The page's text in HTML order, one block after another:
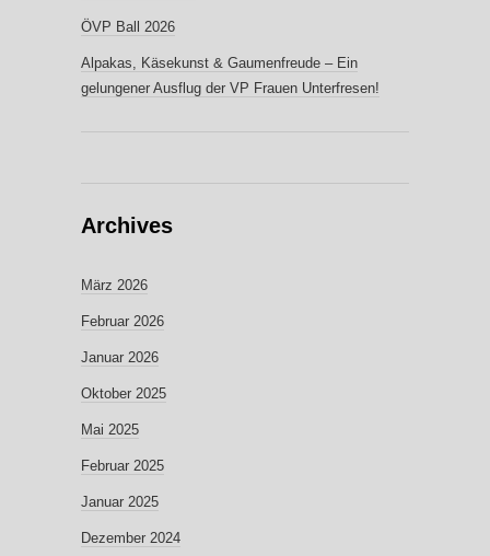
ÖVP Ball 2026
Alpakas, Käsekunst & Gaumenfreude – Ein
gelungener Ausflug der VP Frauen Unterfresen!
Archives
März 2026
Februar 2026
Januar 2026
Oktober 2025
Mai 2025
Februar 2025
Januar 2025
Dezember 2024